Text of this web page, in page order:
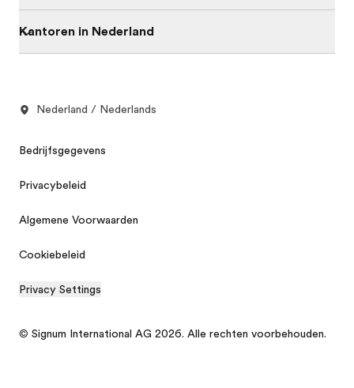
Kantoren in Nederland
Nederland / Nederlands
Bedrijfsgegevens
Privacybeleid
Algemene Voorwaarden
Cookiebeleid
Privacy Settings
© Signum International AG 2026. Alle rechten voorbehouden.